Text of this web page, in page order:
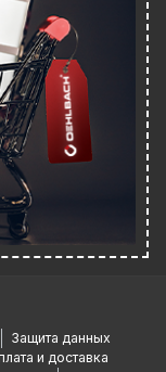
Защита данных
и доставка